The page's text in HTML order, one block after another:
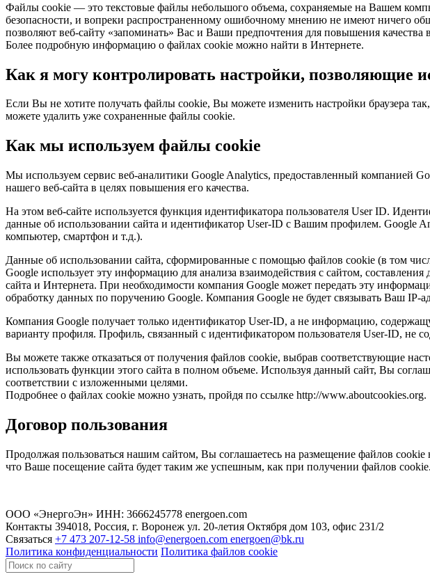
Файлы cookie — это текстовые файлы небольшого объема, сохраняемые на Вашем
безопасности, и вопреки распространенному ошибочному мнению не имеют ничего
позволяют веб-сайту «запоминать» Вас и Ваши предпочтения для повышения качества
Более подробную информацию о файлах cookie можно найти в Интернете.
Как я могу контролировать настройки, позволяющие
Если Вы не хотите получать файлы cookie, Вы можете изменить настройки браузера
можете удалить уже сохраненные файлы cookie.
Как мы используем файлы cookie
Мы используем сервис веб-аналитики Google Analytics, предоставленный компанией
нашего веб-сайта в целях повышения его качества.
На этом веб-сайте используется функция идентификатора пользователя User ID.
данные об использовании сайта и идентификатор User-ID с Вашим профилем. Google
компьютер, смартфон и т.д.).
Данные об использовании сайта, сформированные с помощью файлов cookie (в том
Google использует эту информацию для анализа взаимодействия с сайтом,
сайта и Интернета. При необходимости компания Google может передать эту
обработку данных по поручению Google. Компания Google не будет связывать Ваш
Компания Google получает только идентификатор User-ID, а не информацию,
варианту профиля. Профиль, связанный с идентификатором пользователя User-ID, не
Вы можете также отказаться от получения файлов cookie, выбрав соответствующие
использовать функции этого сайта в полном объеме. Используя данный сайт, Вы
соответствии с изложенными целями.
Подробнее о файлах cookie можно узнать, пройдя по ссылке http://www.aboutcookies.org.
Договор пользования
Продолжая пользоваться нашим сайтом, Вы соглашаетесь на размещение файлов
что Ваше посещение сайта будет таким же успешным, как при получении файлов cookie.
ООО «ЭнергоЭн» ИНН: 3666245778 energoen.com
Контакты 394018, Россия, г. Воронеж ул. 20-летия Октября дом 103, офис 231/2
Связаться +7 473 207-12-58 info@energoen.com energoen@bk.ru
Политика конфиденциальности Политика файлов cookie